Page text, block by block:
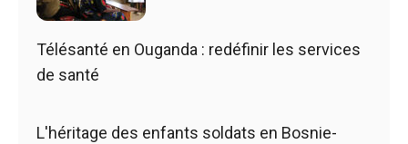
Télésanté en Ouganda : redéfinir les services
de santé
L'héritage des enfants soldats en Bosnie-